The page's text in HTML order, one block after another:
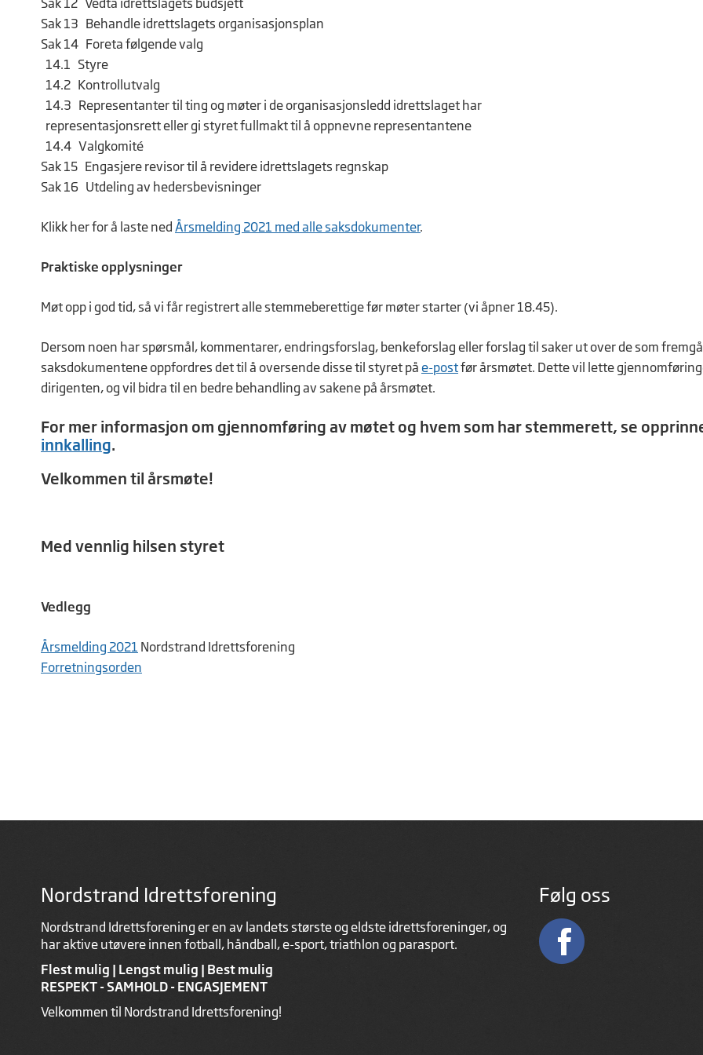
Sak 13 Behandle idrettslagets organisasjonsplan
Sak 14 Foreta følgende valg
14.1 Styre
14.2 Kontrollutvalg
14.3 Representanter til ting og møter i de organisasjonsledd idrettslaget har
representasjonsrett eller gi styret fullmakt til å oppnevne representantene
14.4 Valgkomité
Sak 15 Engasjere revisor til å revidere idrettslagets regnskap
Sak 16 Utdeling av hedersbevisninger
Klikk her for å laste ned Årsmelding 2021 med alle saksdokumenter.
Praktiske opplysninger
Møt opp i god tid, så vi får registrert alle stemmeberettige før møter starter (vi åpner 18.45).
Dersom noen har spørsmål, kommentarer, endringsforslag, benkeforslag eller forslag til saker ut over de som
saksdokumentene oppfordres det til å oversende disse til styret på e-postfør årsmøtet. Dette vil lette
dirigenten, og vil bidra til en bedre behandling av sakene på årsmøtet.
For mer informasjon om gjennomføring av møtet og hvem som har stemmerett, se
innkalling.
Velkommen til årsmøte!
Med vennlig hilsen styret
Vedlegg
Årsmelding 2021 Nordstrand Idrettsforening
Forretningsorden
Nordstrand Idrettsforening
Nordstrand Idrettsforening er en av landets største og eldste idrettsforeninger, og
har aktive utøvere innen fotball, håndball, e-sport, triathlon og parasport.
Flest mulig | Lengst mulig | Best mulig
RESPEKT - SAMHOLD - ENGASJEMENT
Velkommen til Nordstrand Idrettsforening!
Følg oss